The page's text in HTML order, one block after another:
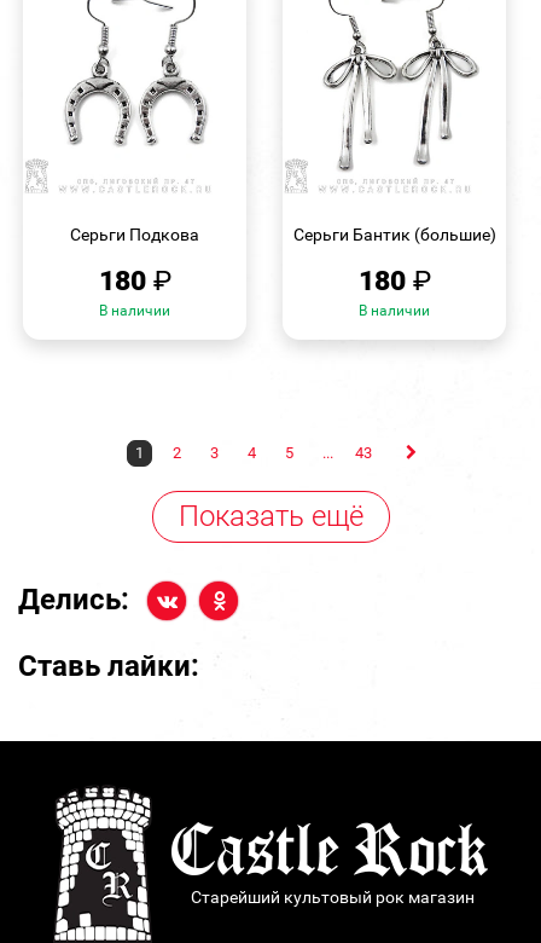
Серьги Подкова
180 ₽
В наличии
Серьги Бантик (большие)
180 ₽
В наличии
1 2 3 4 5 ... 43
Показать ещё
Делись:
Ставь лайки:
Старейший культовый рок магазин